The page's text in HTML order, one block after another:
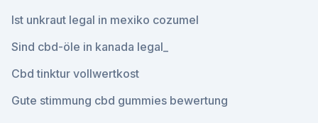
Ist unkraut legal in mexiko cozumel
Sind cbd-öle in kanada legal_
Cbd tinktur vollwertkost
Gute stimmung cbd gummies bewertung